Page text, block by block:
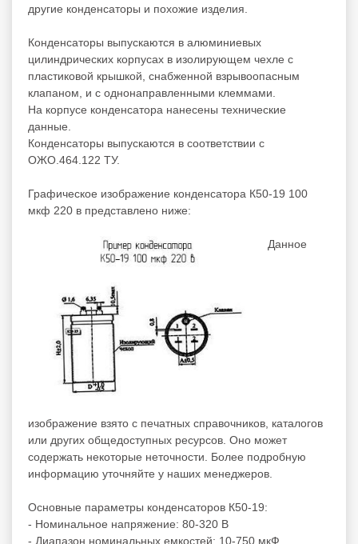
другие конденсаторы и похожие изделия.
Конденсаторы выпускаются в алюминиевых
цилиндрических корпусах в изолирующем чехле с
пластиковой крышкой, снабженной взрывоопасным
клапаном, и с однонаправленными клеммами.
На корпусе конденсатора нанесены технические
данные.
Конденсаторы выпускаются в соответствии с
ОЖО.464.122 ТУ.
Графическое изображение конденсатора К50-19 100
мкф 220 в представлено ниже:
Данное
изображение взято с печатных справочников, каталогов
или других общедоступных ресурсов. Оно может
содержать некоторые неточности. Более подробную
информацию уточняйте у наших менеджеров.
Основные параметры конденсаторов К50-19:
- Номинальное напряжение: 80-320 В
- Диапазон номинальных емкостей: 10-750 мкФ